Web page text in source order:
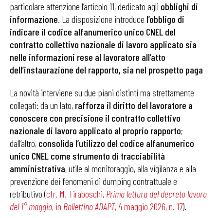
particolare attenzione l’articolo 11, dedicato agli obblighi di
informazione. La disposizione introduce l’obbligo di
indicare il codice alfanumerico unico CNEL del
contratto collettivo nazionale di lavoro applicato sia
nelle informazioni rese al lavoratore all’atto
dell’instaurazione del rapporto, sia nel prospetto paga
La novità interviene su due piani distinti ma strettamente
collegati: da un lato, rafforza il diritto del lavoratore a
conoscere con precisione il contratto collettivo
nazionale di lavoro applicato al proprio rapporto;
dall’altro, consolida l’utilizzo del codice alfanumerico
unico CNEL come strumento di tracciabilità
amministrativa, utile al monitoraggio, alla vigilanza e alla
prevenzione dei fenomeni di dumping contrattuale e
retributivo (cfr. M. Tiraboschi, Prima lettura del decreto lavoro
del 1° maggio, in Bollettino ADAPT, 4 maggio 2026, n. 17).